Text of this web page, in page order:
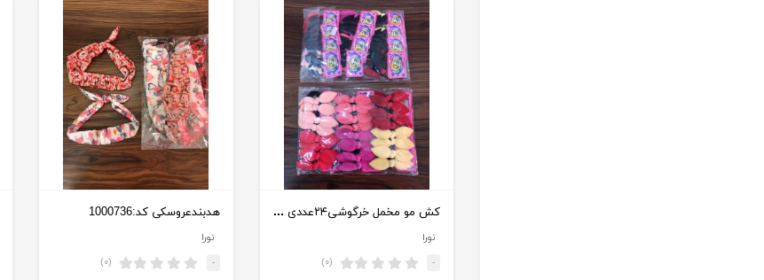
کش مو مخمل خرگوشی۲۴عددی كد:1000673
نورا
- (۰)
هدبندعروسکی كد:1000736
نورا
- (۰)